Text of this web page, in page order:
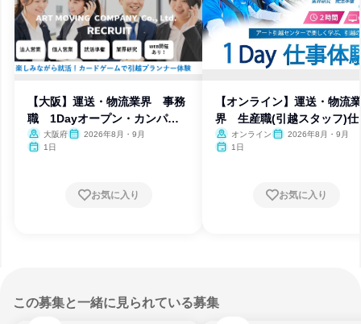
【大阪】運送・物流業界 事務
職 1Dayオープン・カンパニ
ー
大阪府
2026年8月・9月
1日
お気に入り
【オンライン】運送・物流業
界 生産職(引越スタッフ)仕
体験オンライン
2026年8月・9月
1日
お気に入り
この募集と一緒に見られている募集